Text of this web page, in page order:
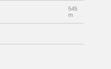
545
m